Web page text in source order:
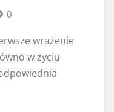
0
wrażenie
w życiu